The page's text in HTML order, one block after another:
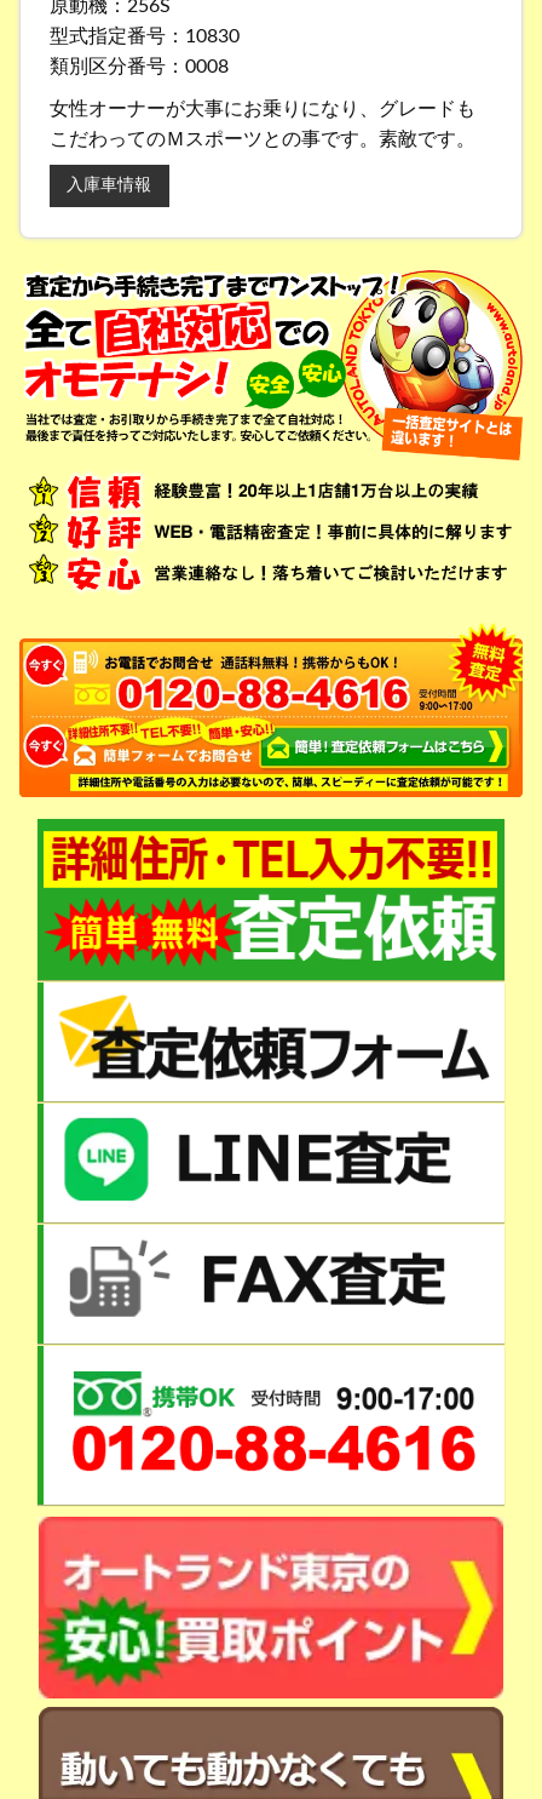
原動機：256S
型式指定番号：10830
類別区分番号：0008
女性オーナーが大事にお乗りになり、グレードも
こだわってのＭスポーツとの事です。素敵です。
入庫車情報